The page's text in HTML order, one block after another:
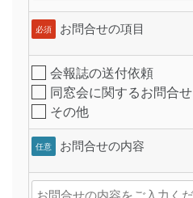
必須 お問合せの項目
会報誌の送付依頼
同窓会に関するお問合せ
その他
任意 お問合せの内容